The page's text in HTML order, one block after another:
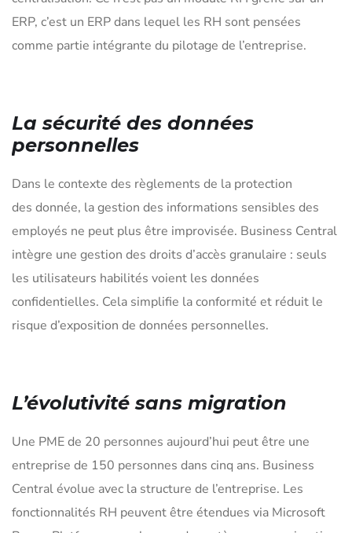
ERP, c’est un ERP dans lequel les RH sont pensées
comme partie intégrante du pilotage de l’entreprise.
La sécurité des données
personnelles
Dans le contexte des règlements de la protection
des donnée, la gestion des informations sensibles des
employés ne peut plus être improvisée. Business Central
intègre une gestion des droits d’accès granulaire : seuls
les utilisateurs habilités voient les données
confidentielles. Cela simplifie la conformité et réduit le
risque d’exposition de données personnelles.
L’évolutivité sans migration
Une PME de 20 personnes aujourd’hui peut être une
entreprise de 150 personnes dans cinq ans. Business
Central évolue avec la structure de l’entreprise. Les
fonctionnalités RH peuvent être étendues via Microsoft